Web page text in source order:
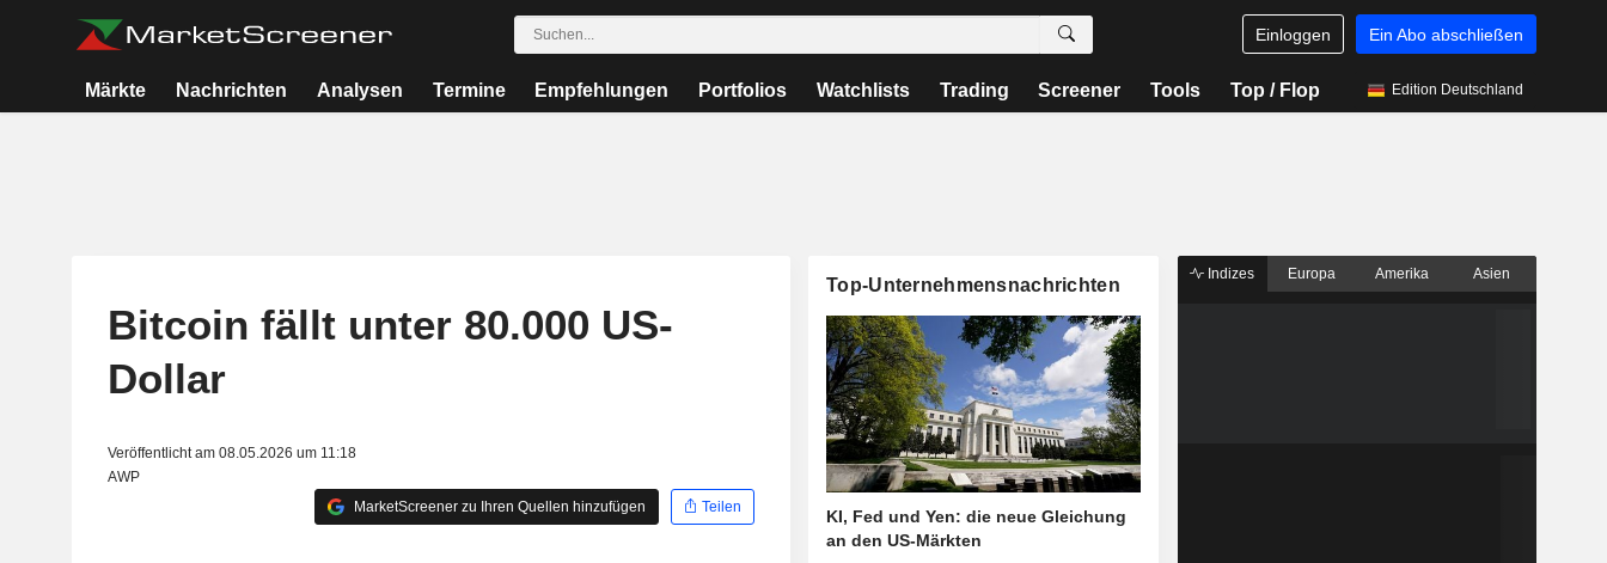
Einloggen Ein Abo abschließen
Märkte Nachrichten Analysen Termine Empfehlungen Portfolios Watchlists Trading Screener Tools Top / Flop Edition Deutschland
Bitcoin fällt unter 80.000 US-
Dollar
Veröffentlicht am 08.05.2026 um 11:18
AWP
MarketScreener zu Ihren Quellen hinzufügen
Teilen
Top-Unternehmensnachrichten
KI, Fed und Yen: die neue Gleichung
an den US-Märkten
Indizes Europa Amerika Asien